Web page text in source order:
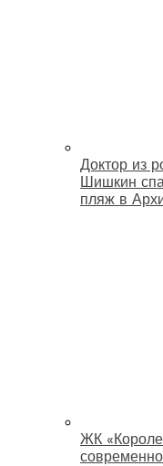
Доктор из
Шишкин
пляж в
ЖК